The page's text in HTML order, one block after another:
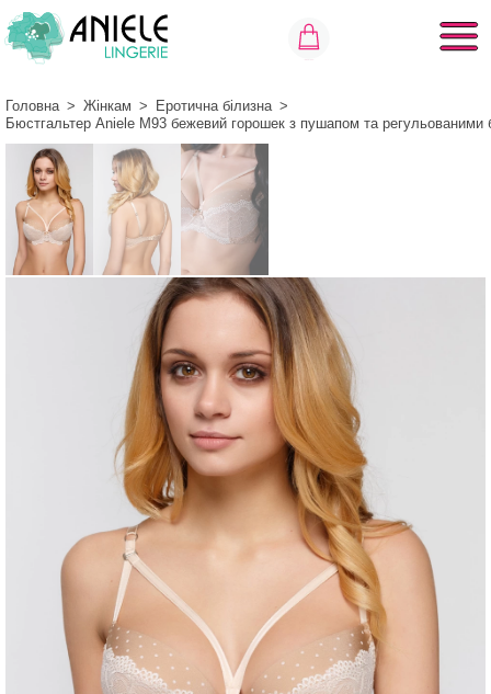
Головна > Жінкам > Еротична білизна >
Бюстгальтер Aniele М93 бежевий горошек з пушапом та